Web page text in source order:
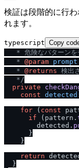
検証は段階的に行
れます。
typescript Copy
* 危険なパターンを
   *
@param prompt
   *
@returns 検出
   *
/
private
const detected
for ( const
if (pattern.
        detected.
      }
    }
return
  }